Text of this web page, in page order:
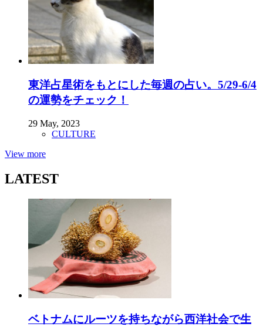
東洋占星術をもとにした毎週の占い。5/29-6/4
の運勢をチェック！
29 May, 2023
CULTURE
View more
LATEST
ベトナムにルーツを持ちながら西洋社会で生